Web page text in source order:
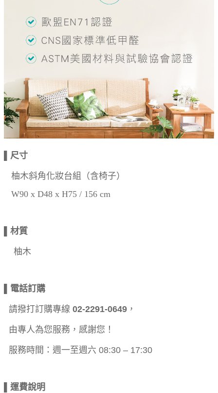
▌尺寸
柚木斜角化妝台組（含椅子）
W90 x D48 x H75 / 156 cm
▌材質
柚木
▌電話訂購
請撥打訂購專線 02-2291-0649 ，
由專人為您服務，感謝您！
服務時間：週一至週六 08:30 – 17:30
▌運費說明